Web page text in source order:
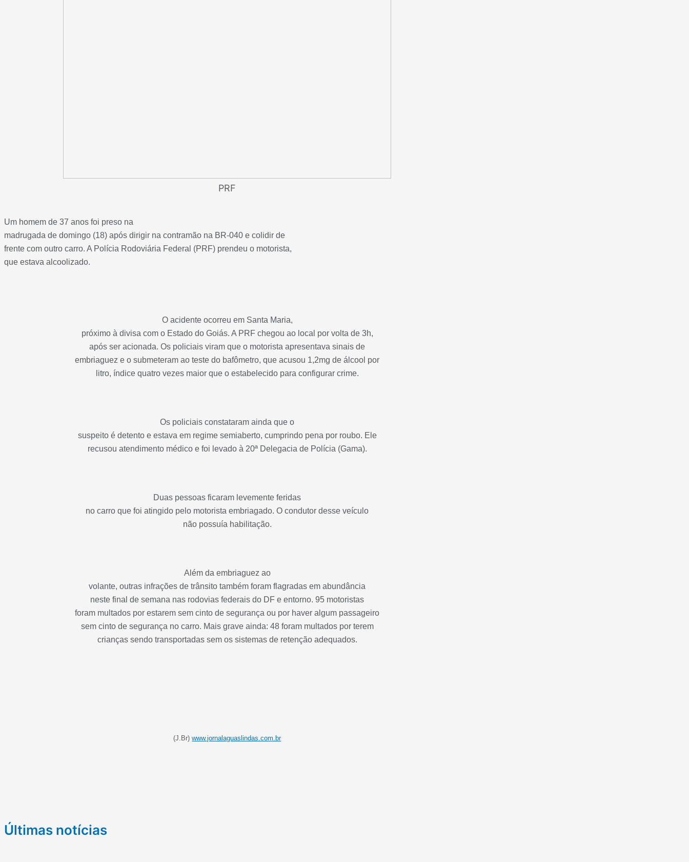
PRF
Um homem de 37 anos foi preso na
madrugada de domingo (18) após dirigir na contramão na BR-040 e colidir de
frente com outro carro. A Polícia Rodoviária Federal (PRF) prendeu o motorista,
que estava alcoolizado.
O acidente ocorreu em Santa Maria,
próximo à divisa com o Estado do Goiás. A PRF chegou ao local por volta de 3h,
após ser acionada. Os policiais viram que o motorista apresentava sinais de
embriaguez e o submeteram ao teste do bafômetro, que acusou 1,2mg de álcool por
litro, índice quatro vezes maior que o estabelecido para configurar crime.
Os policiais constataram ainda que o
suspeito é detento e estava em regime semiaberto, cumprindo pena por roubo. Ele
recusou atendimento médico e foi levado à 20ª Delegacia de Polícia (Gama).
Duas pessoas ficaram levemente feridas
no carro que foi atingido pelo motorista embriagado. O condutor desse veículo
não possuía habilitação.
Além da embriaguez ao
volante, outras infrações de trânsito também foram flagradas em abundância
neste final de semana nas rodovias federais do DF e entorno. 95 motoristas
foram multados por estarem sem cinto de segurança ou por haver algum passageiro
sem cinto de segurança no carro. Mais grave ainda: 48 foram multados por terem
crianças sendo transportadas sem os sistemas de retenção adequados.
(J.Br)www.jornalaguaslindas.com.br
Últimas notícias